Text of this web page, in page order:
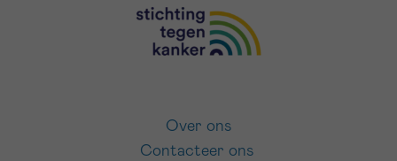
Over ons
Contacteer ons